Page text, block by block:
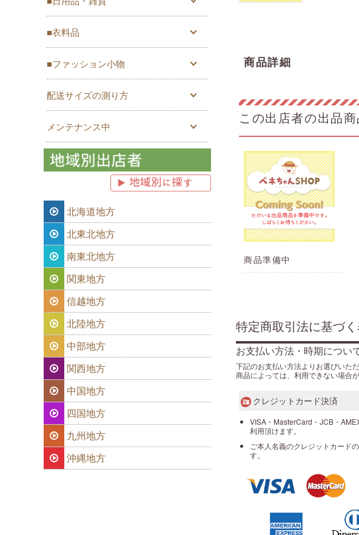
商品詳細
この出店者の出品商
商品準備中
特定商取引法に基づ
お支払い方法・時期につい
下記のお支払い方法よりお選びいただ
商品によっては、利用できない場合
クレジットカード決済
VISA・MasterCard・JCB・
利用頂けます。
ご本人名義のクレジットカード
す。
■衣料品
■ファッション小物
配送サイズの測り方
メンテナンス中
北海道地方
北東北地方
南東北地方
関東地方
信越地方
北陸地方
中部地方
関西地方
中国地方
四国地方
九州地方
沖縄地方